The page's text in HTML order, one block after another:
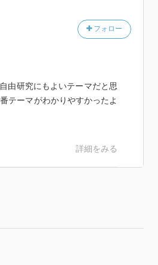
フォロー
由研究にもよいテーマだと思
テーマがわかりやすかったよ
詳細をみる